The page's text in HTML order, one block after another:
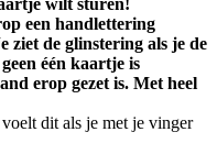
wilt sturen!
een handlettering
ziet de glinstering als je de
één kaartje is
erop gezet is. Met heel
dit als je met je vinger